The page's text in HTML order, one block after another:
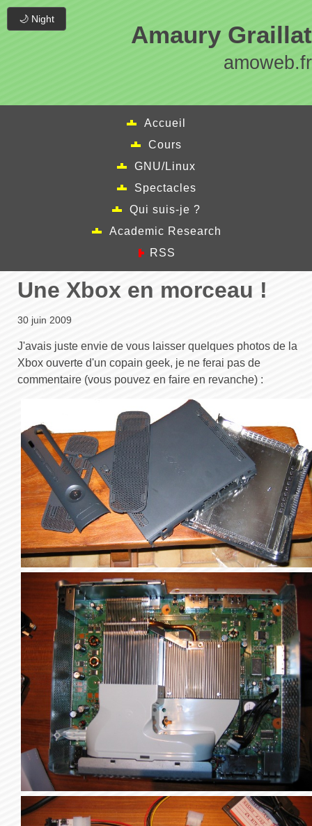
🌙 Night
Amaury Graillat
amoweb.fr
Accueil
Cours
GNU/Linux
Spectacles
Qui suis-je ?
Academic Research
RSS
Une Xbox en morceau !
30 juin 2009
J'avais juste envie de vous laisser quelques photos de la
Xbox ouverte d'un copain geek, je ne ferai pas de
commentaire (vous pouvez en faire en revanche) :